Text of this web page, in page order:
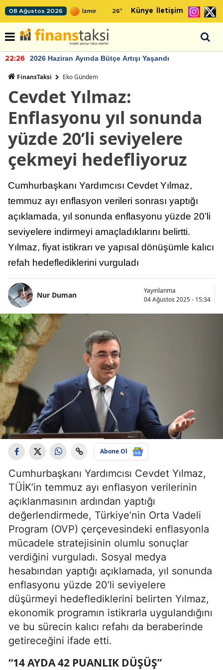
08 Ağustos 2026 26° Künye İletişim
22:26 2026 Haziran Ayında Bütçe Artışı Yaşandı
FinansTaksi Eko Gündem
Cevdet Yılmaz:
Enflasyonu yıl sonunda
yüzde 20’li seviyelere
çekmeyi hedefliyoruz
Cumhurbaşkanı Yardımcısı Cevdet Yılmaz,
temmuz ayı enflasyon verileri sonrası yaptığı
açıklamada, yıl sonunda enflasyonu yüzde 20’li
seviyelere indirmeyi amaçladıklarını belirtti.
Yılmaz, fiyat istikrarı ve yapısal dönüşümle kalıcı
refah hedeflediklerini vurguladı
Nur Duman
Yayınlanma
04 Ağustos 2025 - 15:34
Abone Ol
Cumhurbaşkanı Yardımcısı Cevdet Yılmaz,
TÜİK’in temmuz ayı enflasyon verilerinin
açıklanmasının ardından yaptığı
değerlendirmede, Türkiye’nin Orta Vadeli
Program (OVP) çerçevesindeki enflasyonla
mücadele stratejisinin olumlu sonuçlar
verdiğini vurguladı. Sosyal medya
hesabından yaptığı açıklamada, yıl sonunda
enflasyonu yüzde 20’li seviyelere
düşürmeyi hedeflediklerini belirten Yılmaz,
ekonomik programın istikrarla uygulandığını
ve bu sürecin kalıcı refahı da beraberinde
getireceğini ifade etti.
“14 AYDA 42 PUANLIK DÜŞÜŞ”